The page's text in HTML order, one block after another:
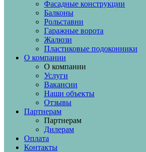
Фасадные конструкции
Балконы
Рольставни
Гаражные ворота
Жалюзи
Пластиковые подоконники
О компании
О компании
Услуги
Вакансии
Наши объекты
Отзывы
Партнерам
Партнерам
Дилерам
Оплата
Контакты